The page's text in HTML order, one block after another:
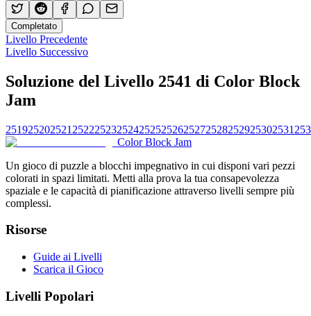
Completato
Livello Precedente
Livello Successivo
Soluzione del Livello 2541 di Color Block
Jam
251925202521 2522252325242525252625272528252925302531
Color Block Jam
Un gioco di puzzle a blocchi impegnativo in cui disponi vari pezzi
colorati in spazi limitati. Metti alla prova la tua consapevolezza
spaziale e le capacità di pianificazione attraverso livelli sempre più
complessi.
Risorse
Guide ai Livelli
Scarica il Gioco
Livelli Popolari